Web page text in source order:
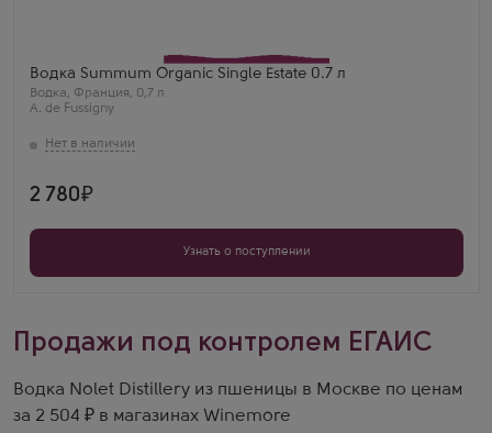
Водка Summum Organic Single Estate 0.7 л
Водка, Франция, 0,7 л
A. de Fussigny
Регион
Коньяк
2 780
Узнать о поступлении
Продажи под контролем ЕГАИС
Водка Nolet Distillery из пшеницы в Москве по ценам
за 2 504 ₽ в магазинах Winemore